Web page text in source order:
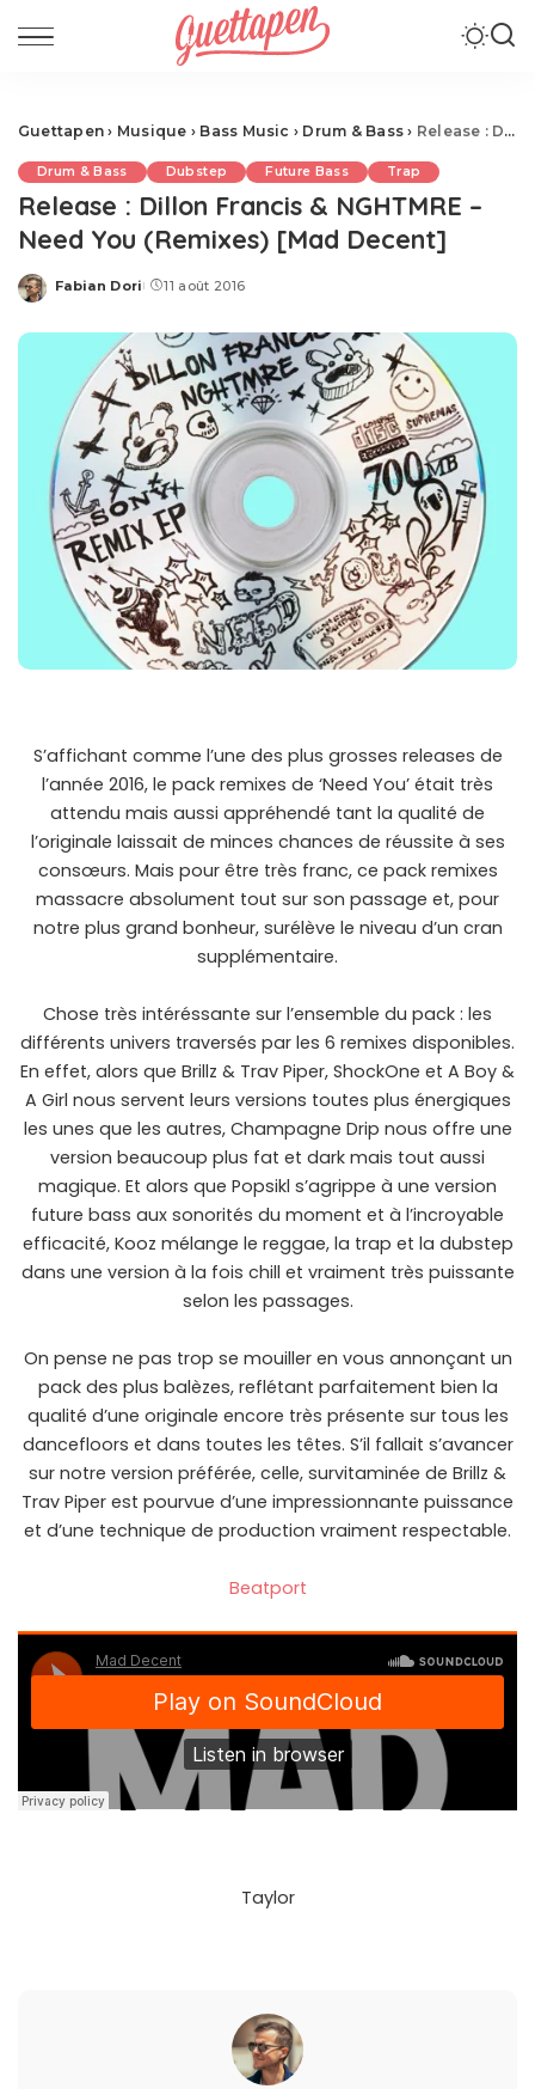
Guettapen › Musique › Bass Music › Drum & Bass › Release : Dillon Francis & NGHTMRE – Need You (Remixes) [Mad Decent]
Drum & Bass Dubstep Future Bass Trap
Release : Dillon Francis & NGHTMRE –
Need You (Remixes) [Mad Decent]
Posted
Fabian Dori 11 août 2016
S’affichant comme l’une des plus grosses releases de
l’année 2016, le pack remixes de ‘Need You’ était très
attendu mais aussi appréhendé tant la qualité de
l’originale laissait de minces chances de réussite à ses
consœurs. Mais pour être très franc, ce pack remixes
massacre absolument tout sur son passage et, pour
notre plus grand bonheur, surélève le niveau d’un cran
supplémentaire.
Chose très intéréssante sur l’ensemble du pack : les
différents univers traversés par les 6 remixes disponibles.
En effet, alors que Brillz & Trav Piper, ShockOne et A Boy &
A Girl nous servent leurs versions toutes plus énergiques
les unes que les autres, Champagne Drip nous offre une
version beaucoup plus fat et dark mais tout aussi
magique. Et alors que Popsikl s’agrippe à une version
future bass aux sonorités du moment et à l’incroyable
efficacité, Kooz mélange le reggae, la trap et la dubstep
dans une version à la fois chill et vraiment très puissante
selon les passages.
On pense ne pas trop se mouiller en vous annonçant un
pack des plus balèzes, reflétant parfaitement bien la
qualité d’une originale encore très présente sur tous les
dancefloors et dans toutes les têtes. S’il fallait s’avancer
sur notre version préférée, celle, survitaminée de Brillz &
Trav Piper est pourvue d’une impressionnante puissance
et d’une technique de production vraiment respectable.
Beatport
Taylor